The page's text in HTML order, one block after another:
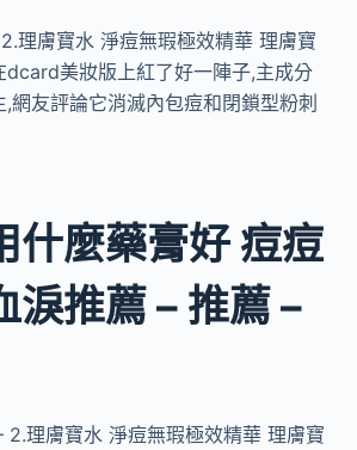
理膚寶水 淨痘無瑕極效精華 理膚寶
dcard美妝版上紅了好一陣子,主成分
網友評論它消滅內包痘和閉鎖型粉刺
什麼藥膏好 痘痘
淚推薦 – 推薦 –
2.理膚寶水 淨痘無瑕極效精華 理膚寶